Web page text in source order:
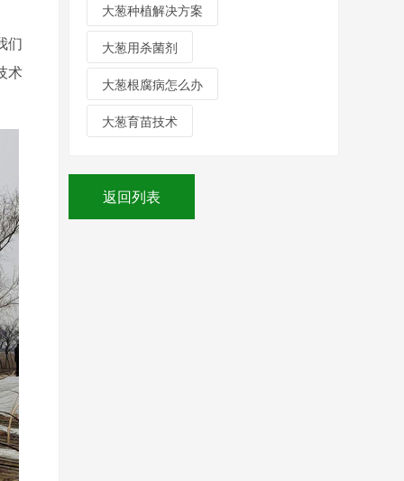
们
术
大葱种植解决方案
大葱用杀菌剂
大葱根腐病怎么办
大葱育苗技术
返回列表